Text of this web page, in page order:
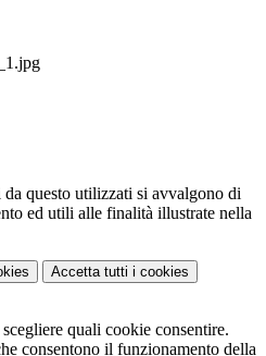
questo utilizzati si avvalgono di
ed utili alle finalità illustrate nella
Accetta tutti i cookies
quali cookie consentire.
consentono il funzionamento della